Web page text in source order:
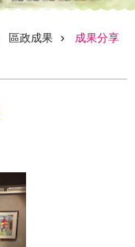
區政成果 成果分享